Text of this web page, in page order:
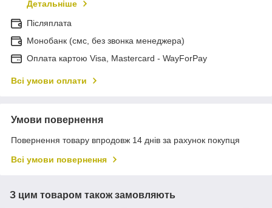
Детальніше
Післяплата
Монобанк (смс, без звонка менеджера)
Оплата картою Visa, Mastercard - WayForPay
Всі умови оплати
Умови повернення
Повернення товару впродовж 14 днів за рахунок покупця
Всі умови повернення
З цим товаром також замовляють